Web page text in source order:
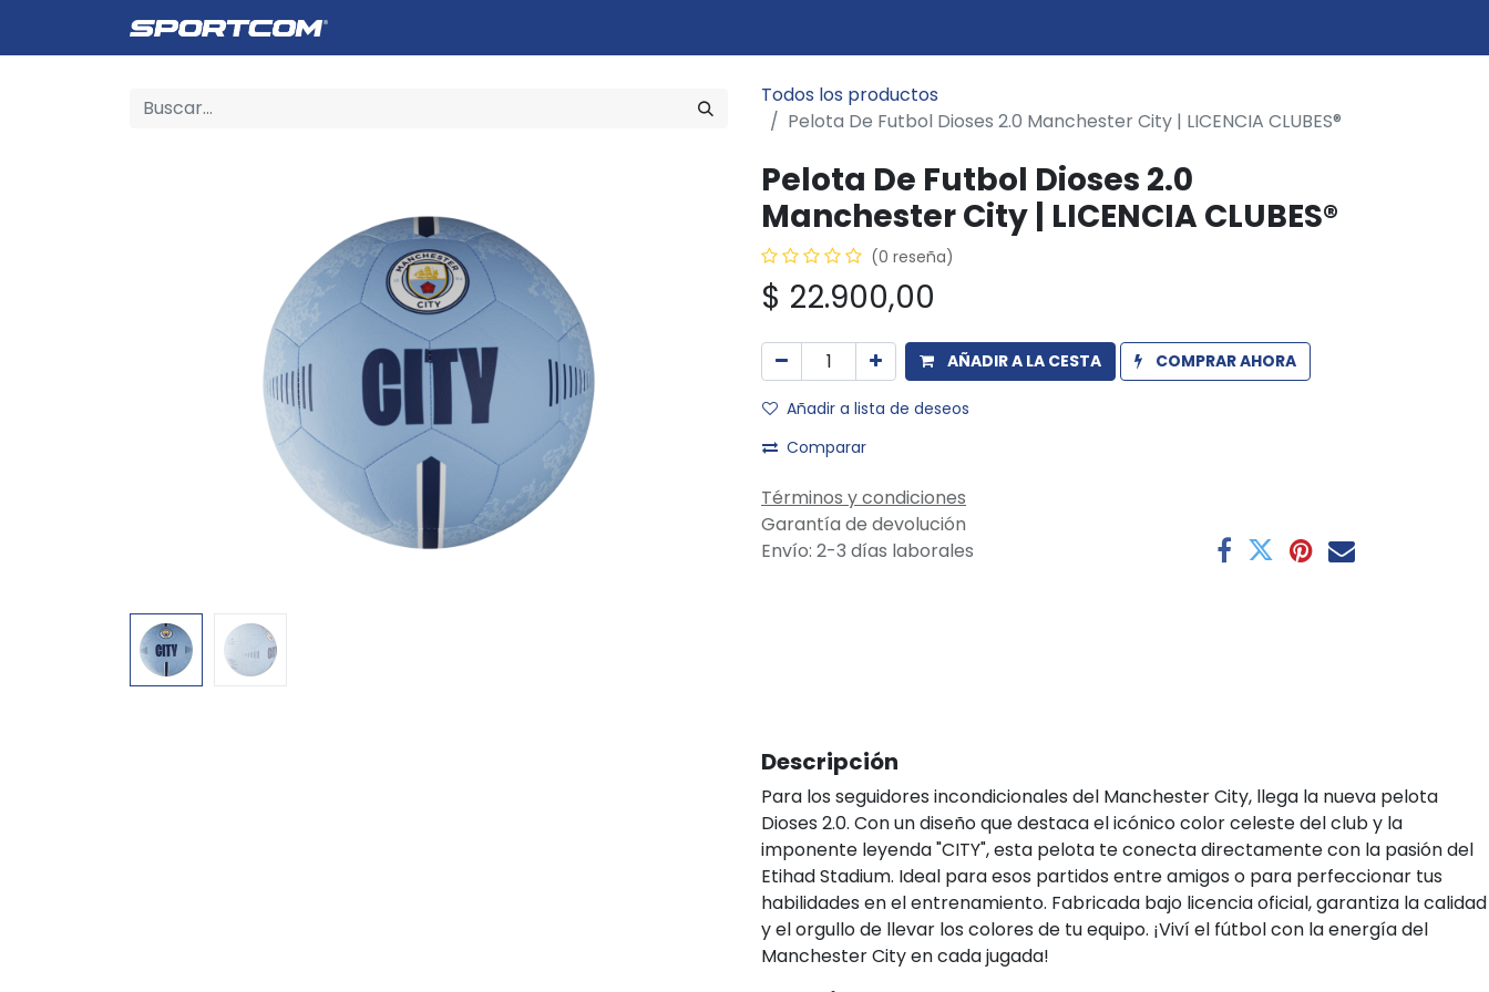
Todos los productos
Pelota De Futbol Dioses 2.0 Manchester City | LICENCIA CLUBES®
Pelota De Futbol Dioses 2.0
Manchester City | LICENCIA CLUBES®
(0 reseña)
$ 22.900,00
AÑADIR A LA CESTA COMPRAR AHORA
Añadir a lista de deseos
Comparar
Términos y condiciones
Garantía de devolución
Envío: 2-3 días laborales
Descripción
Para los seguidores incondicionales del Manchester City, llega la nueva pelota
Dioses 2.0. Con un diseño que destaca el icónico color celeste del club y la
imponente leyenda "CITY", esta pelota te conecta directamente con la pasión del
Etihad Stadium. Ideal para esos partidos entre amigos o para perfeccionar tus
habilidades en el entrenamiento. Fabricada bajo licencia oficial, garantiza la calidad
y el orgullo de llevar los colores de tu equipo. ¡Viví el fútbol con la energía del
Manchester City en cada jugada!